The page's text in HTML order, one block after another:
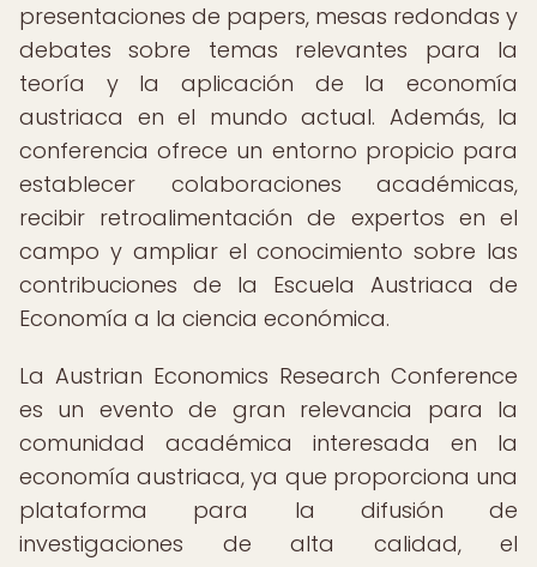
presentaciones de papers, mesas redondas y
debates sobre temas relevantes para la
teoría y la aplicación de la economía
austriaca en el mundo actual. Además, la
conferencia ofrece un entorno propicio para
establecer colaboraciones académicas,
recibir retroalimentación de expertos en el
campo y ampliar el conocimiento sobre las
contribuciones de la Escuela Austriaca de
Economía a la ciencia económica.
La Austrian Economics Research Conference
es un evento de gran relevancia para la
comunidad académica interesada en la
economía austriaca, ya que proporciona una
plataforma para la difusión de
investigaciones de alta calidad, el